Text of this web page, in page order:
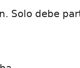
Solo debe